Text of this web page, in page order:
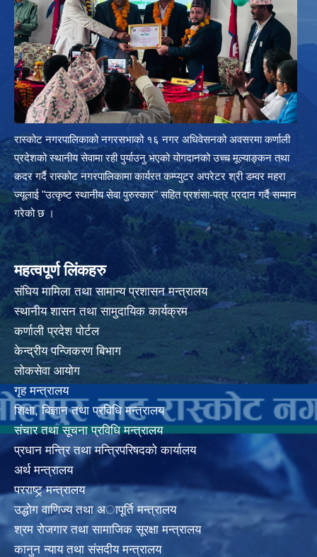
रास्कोट नगरपालिकाको नगरसभाको १६ नगर अधिवेसनको अवसरमा कर्णाली
प्रदेशको स्थानीय सेवामा रही पुर्याउनु भएको योगदानको उच्च मूल्याङ्कन तथा
कदर गर्दै रास्कोट नगरपालिकामा कार्यरत कम्प्युटर अपरेटर श्री डम्वर महरा
ज्यूलाई "उत्कृष्ट स्थानीय सेवा पुरुस्कार" सहित प्रशंसा-पत्र प्रदान गर्दै सम्मान
गरेको छ ।
महत्वपूर्ण लिंकहरु
संघिय मामिला तथा सामान्य प्रशासन मन्त्रालय
स्थानीय शासन तथा सामुदायिक कार्यक्रम
कर्णाली प्रदेश पोर्टल
केन्द्रीय पन्जिकरण बिभाग
लोकसेवा आयोग
गृह मन्त्रालय
शिक्षा, बिज्ञान तथा प्रविधि मन्त्रालय
संचार तथा सूचना प्रविधि मन्त्रालय
प्रधान मन्त्रि तथा मन्त्रिपरिषदको कार्यालय
अर्थ मन्त्रालय
परराष्ट्र् मन्त्रालय
उद्धोग वाणिज्य तथा अापूर्ति मन्त्रालय
श्रम रोजगार तथा सामाजिक सूरक्षा मन्त्रालय
कानुन न्याय तथा संसदीय मन्त्रालय